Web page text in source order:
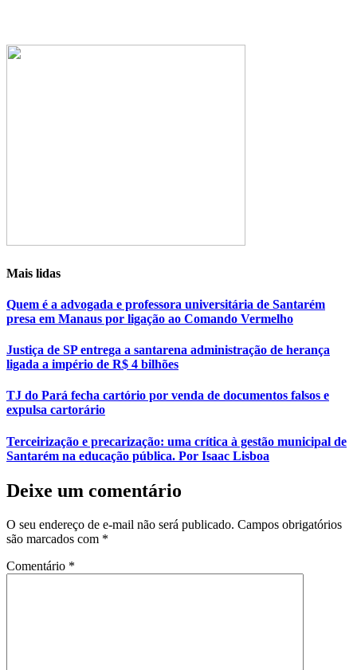
Mais lidas
Quem é a advogada e professora universitária de Santarém
presa em Manaus por ligação ao Comando Vermelho
Justiça de SP entrega a santarena administração de herança
ligada a império de R$ 4 bilhões
TJ do Pará fecha cartório por venda de documentos falsos e
expulsa cartorário
Terceirização e precarização: uma crítica à gestão municipal de
Santarém na educação pública. Por Isaac Lisboa
Deixe um comentário
O seu endereço de e-mail não será publicado. Campos obrigatórios
são marcados com *
Comentário *